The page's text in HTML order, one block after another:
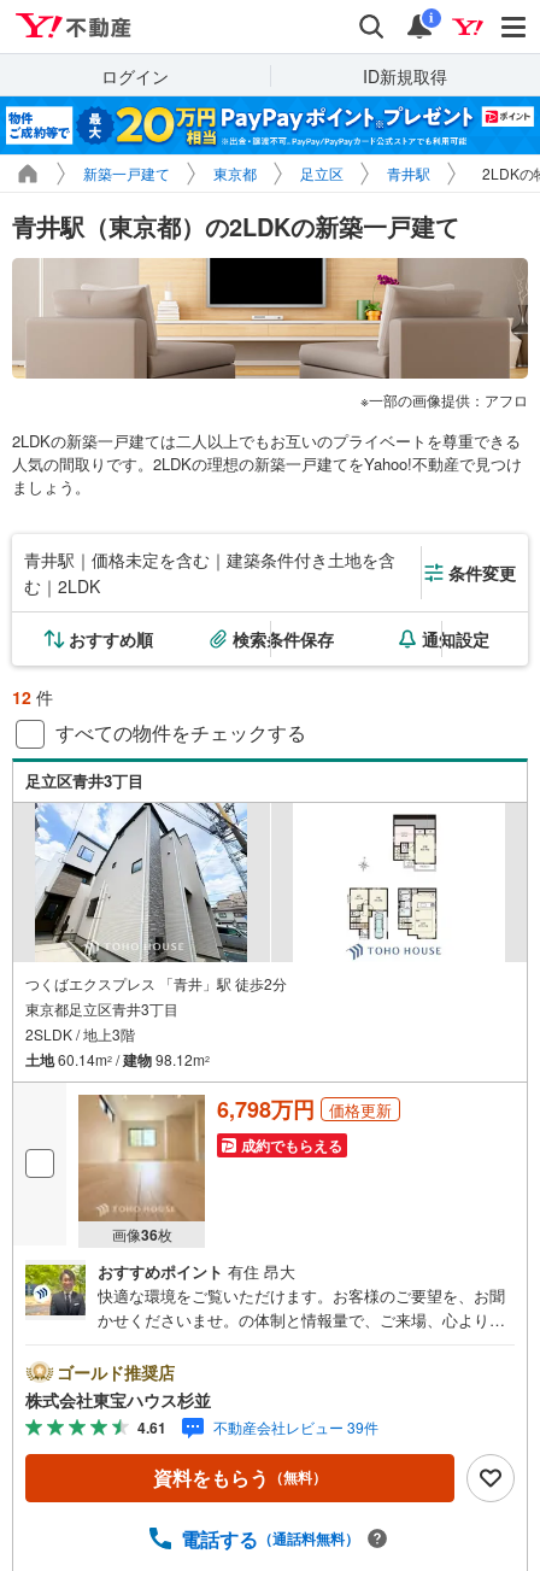
検索 通知
i
ログイン ID新規取得
新築一戸建て 東京都 足立区 青井駅 2LDKの
青井駅（東京都）の2LDKの新築一戸建て
一部の画像提供：アフロ
2LDKの新築一戸建ては二人以上でもお互いのプライベートを尊重できる
人気の間取りです。2LDKの理想の新築一戸建てをYahoo!不動産で見つけ
ましょう。
青井駅｜価格未定を含む｜建築条件付き土地を含
む｜2LDK
条件変更
おすすめ順 検索条件保存 通知設定
12 件
すべての物件をチェックする
足立区青井3丁目
つくばエクスプレス 「青井」駅 徒歩2分
東京都足立区青井3丁目
2SLDK / 地上3階
土地60.14m2 /建物98.12m2
画像36枚
6,798万円 価格更新
成約でもらえる
おすすめポイント 有住 昂大
快適な環境をご覧いただけます。お客様のご要望を、お聞
かせくださいませ。の体制と情報量で、ご来場、心よりお
「未来カレンダー」のご提案。・ 未来に起こるであろうご
自宅リフォームをオンライン上でご提案「ミラカレクラ
ブ」。・ 不動産売却時、ご自宅を綺麗にかつ瀟洒にさせる
CG加工ホームステイジングサービス。・ 購入者様へ、税
理士による確定申告の無料セミナーをご招待いたします。
◆ご予約に際して◆日時のご希望をお伝えください。（も
（居住中物件）の手配が必要な場合がございますのでご容
ゴールド推奨店
株式会社東宝ハウス杉並
4.61 不動産会社レビュー 39件
資料をもらう （無料）
電話する （通話料無料）